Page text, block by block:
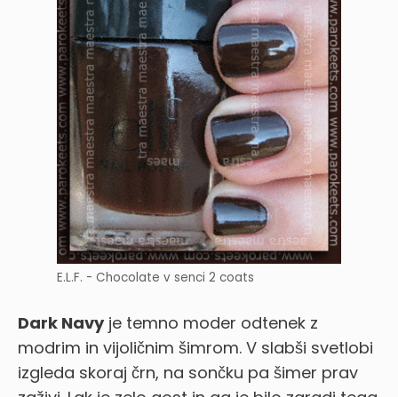
E.L.F. - Chocolate v senci 2 coats
Dark Navyje temno moder odtenek z
modrim in vijoličnim šimrom. V slabši svetlobi
izgleda skoraj črn, na sončku pa šimer prav